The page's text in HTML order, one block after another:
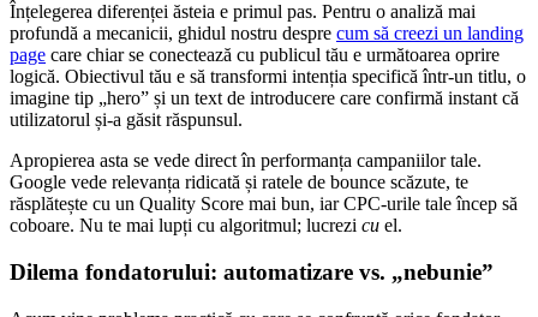
Înțelegerea diferenței ăsteia e primul pas. Pentru o analiză mai
profundă a mecanicii, ghidul nostru despre cum să creezi un landing
page care chiar se conectează cu publicul tău e următoarea oprire
logică. Obiectivul tău e să transformi intenția specifică într-un titlu, o
imagine tip „hero” și un text de introducere care confirmă instant că
utilizatorul și-a găsit răspunsul.
Apropierea asta se vede direct în performanța campaniilor tale.
Google vede relevanța ridicată și ratele de bounce scăzute, te
răsplătește cu un Quality Score mai bun, iar CPC-urile tale încep să
coboare. Nu te mai lupți cu algoritmul; lucrezi cu el.
Dilema fondatorului: automatizare vs. „nebunie”